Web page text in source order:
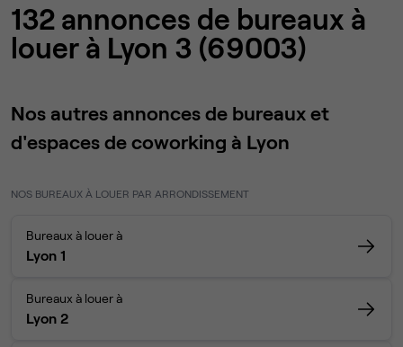
132 annonces de bureaux à
louer à Lyon 3 (69003)
Nos autres annonces de bureaux et
d'espaces de coworking à Lyon
NOS BUREAUX À LOUER PAR ARRONDISSEMENT
Bureaux à louer à
Lyon 1
Bureaux à louer à
Lyon 2